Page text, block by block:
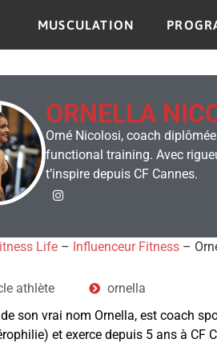
MUSCULATION
ORNELLA
Orné Nicolosi, coach
functional training. Avec
t’inspire depuis CF Cannes.
Life – Influenceur Fitness –
athlète
ornella
son vrai nom Ornella, est coach
et exerce depuis 5 ans à CF